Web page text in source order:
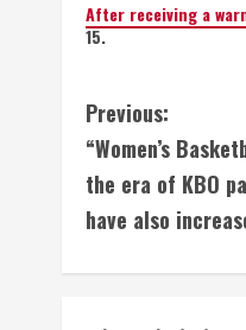
After receiving a
15.
C
o
n
t
i
Previous:
“Women’s
the era of KBO
have also